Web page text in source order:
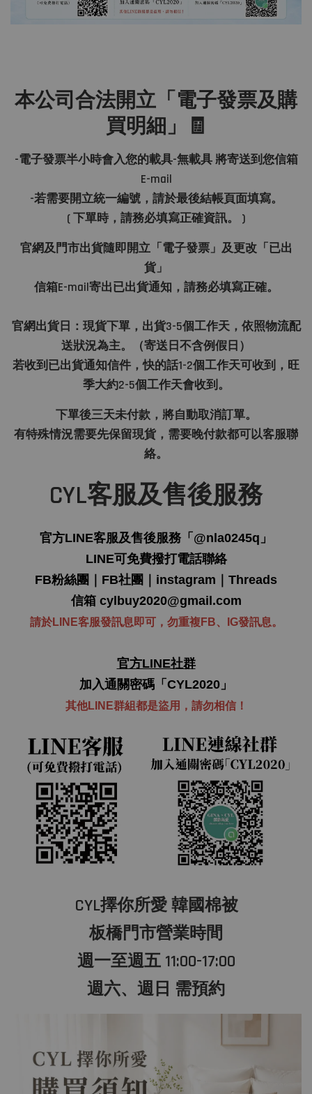
本公司合法開立「電子發票及購
買明細」🧾
-電子發票半小時會入您的載具-無載具 將寄送到您信箱
E-mail
-若需要開立統一編號，請於最後結帳頁面填寫。
( 下單時，請務必填寫正確資訊。 )
官網及門市出貨隨即開立「電子發票」及更改「已出
貨」
信箱E-mail寄出已出貨通知，請務必填寫正確。
官網出貨日：現貨下單，出貨3-5個工作天，依照物流配
送狀況為主。（寄送日不含例假日）
若收到已出貨通知信件，快的話1-2個工作天可收到，旺
季大約2-5個工作天會收到。
下單後三天未付款，將自動取消訂單。
有特殊情況需要先保留現貨，需要晚付款都可以客服聯
絡。
CYL客服及售後服務
官方LINE客服及售後服務「 @nla0245q 」
LINE可免費撥打電話聯絡
FB粉絲團
FB社團 instagram
Threads
信箱 cylbuy2020@gmail.com
請於LINE客服發訊息即可，勿重複FB、IG發訊息。
官方LINE社群
加入通關密碼「CYL2020」
其他LINE群組都是盜用， 請勿相信！
CYL擇你所愛 韓國棉被
板橋門市營業時間
週一至週五 11:00-17:00
週六、週日 需預約